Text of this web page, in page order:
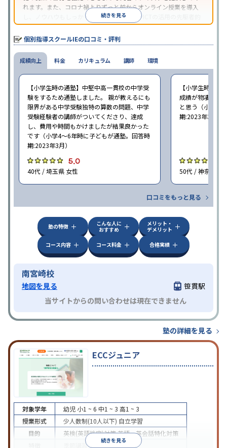
れます。また、コロナ禍よりずっと前からオンライン授業を導入
し、ノウハウもしっかりとしています。AIやICTの活用の先駆者的
な個別指導塾です。
続きを見る
個別指導スクールIEの口コミ・評判
成績向上
【小学生時の通塾】中堅中高一貫校の中学受
験をするため通塾しました。 親が教えるにも
限界がある中学受験独特の算数の問題、中学
受験経験者の講師がついてくださり、達成
し、費用や時間もかけましたが結果良かった
です（小学4〜6年時に子どもが通塾。回答時
期:2023年3月）
5.0
40代 / 埼玉県 女性
【小学生時の通
成績が物凄く悪
と思う（小学6
期:2023年3月）
50代 / 神奈川県
口コミをもっと見る
料金 カリキュラム 講師 環境
塾の特徴
こんな人に
おすすめ
メリット・
デメリット
コース内容
コース料金 合格実績
南宮崎校
地図を見る
笹貫駅
当サイトからの問い合わせは現在できません
塾の詳細を見る
ECCジュニア
続きを見る
対象学年 幼児 小1 ~ 6 中1 ~ 3 高1 ~ 3
授業形式
少人数制(10人以下) 自立学習
目的
英検(英語検定)対策英語・英会話特化対策
季節講習のみの受講可